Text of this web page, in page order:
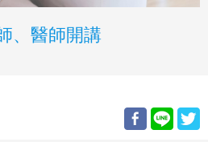
、醫師開講